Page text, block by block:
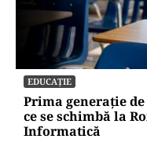
EDUCAȚIE
Prima generație
ce se schimbă la
Informatică